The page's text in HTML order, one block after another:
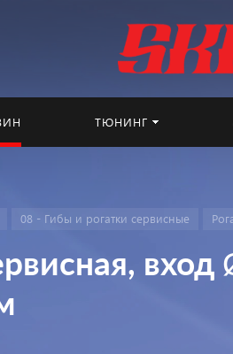
ТЮНИНГ
08 - Гибы и рогатки сервисные